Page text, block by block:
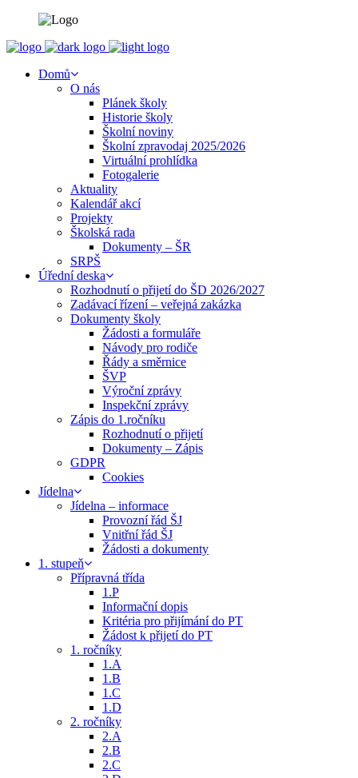
Domů
O nás
Plánek školy
Historie školy
Školní noviny
Školní zpravodaj 2025/2026
Virtuální prohlídka
Fotogalerie
Aktuality
Kalendář akcí
Projekty
Školská rada
Dokumenty – ŠR
SRPŠ
Úřední deska
Rozhodnutí o přijetí do ŠD 2026/2027
Zadávací řízení – veřejná zakázka
Dokumenty školy
Žádosti a formuláře
Návody pro rodiče
Řády a směrnice
ŠVP
Výroční zprávy
Inspekční zprávy
Zápis do 1.ročníku
Rozhodnutí o přijetí
Dokumenty – Zápis
GDPR
Cookies
Jídelna
Jídelna – informace
Provozní řád ŠJ
Vnitřní řád ŠJ
Žádosti a dokumenty
1. stupeň
Přípravná třída
1.P
Informační dopis
Kritéria pro přijímání do PT
Žádost k přijetí do PT
1. ročníky
1.A
1.B
1.C
1.D
2. ročníky
2.A
2.B
2.C